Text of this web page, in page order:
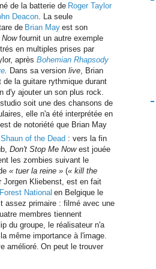
de la batterie de Roger Taylor
Deacon. La seule
de Brian May est son
fournit un autre exemple
en multiples prises par
après Bohemian Rhapsody
. Dans sa version live, Brian
de la guitare rythmique durant
d'y ajouter un son plus rock.
soit une des chansons de
elle n'a été interprétée en
de notoriété que Brian May
Shaun of the Dead : vers la fin
Don't Stop Me Nowest jouée
les zombies suivant le
« tuer la reine » (« kill the
Jorgen Kliebenst, est en fait
Forest National en Belgique le
assez primaire : filmé avec une
membres tiennent
du groupe, le réalisateur n'a
même importance à l'image.
amélioré. On peut le trouver